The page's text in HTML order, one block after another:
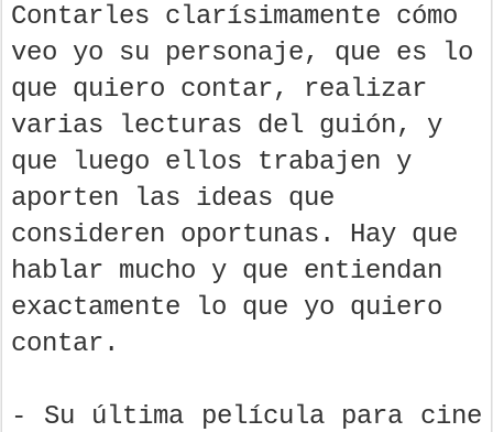
Contarles clarísimamente cómo
veo yo su personaje, que es lo
que quiero contar, realizar
varias lecturas del guión, y
que luego ellos trabajen y
aporten las ideas que
consideren oportunas. Hay que
hablar mucho y que entiendan
exactamente lo que yo quiero
contar.
- Su última película para cine